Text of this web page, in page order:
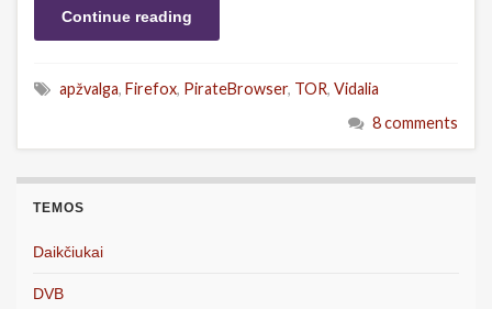
Continue reading
apžvalga, Firefox, PirateBrowser, TOR, Vidalia
8 comments
TEMOS
Daikčiukai
DVB